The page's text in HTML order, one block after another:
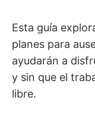
Esta guía
planes para
ayudarán a
y sin que el
libre.